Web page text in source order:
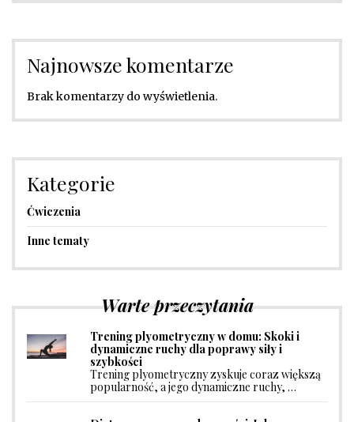
Najnowsze komentarze
Brak komentarzy do wyświetlenia.
Kategorie
Ćwiczenia
Inne tematy
Warte przeczytania
Trening plyometryczny w domu: Skoki i
dynamiczne ruchy dla poprawy siły i
szybkości
Trening plyometryczny zyskuje coraz większą
popularność, a jego dynamiczne ruchy, …